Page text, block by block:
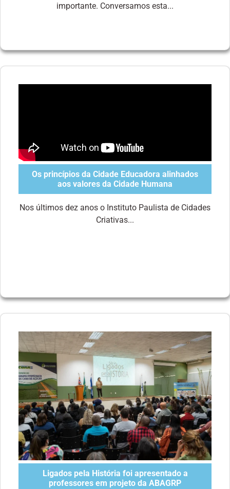
importante. Conversamos esta...
Os princípios da Cidade Educadora alinhados
aos valores da Cidade Humana
Nos últimos dez anos o Instituto Paulista de Cidades
Criativas...
Ligados pela História foi apresentado a
professores em projeto da ABAGRP